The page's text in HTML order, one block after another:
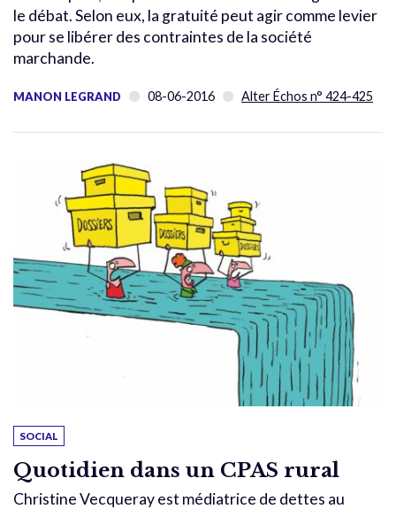
le débat. Selon eux, la gratuité peut agir comme levier
pour se libérer des contraintes de la société
marchande.
MANON LEGRAND 08-06-2016 Alter Échos n° 424-425
SOCIAL
Quotidien dans un CPAS rural
Christine Vecqueray est médiatrice de dettes au